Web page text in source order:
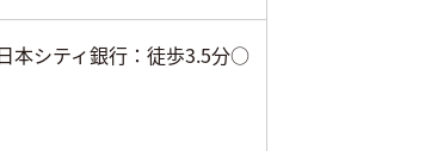
本シティ銀行：徒歩3.5分○